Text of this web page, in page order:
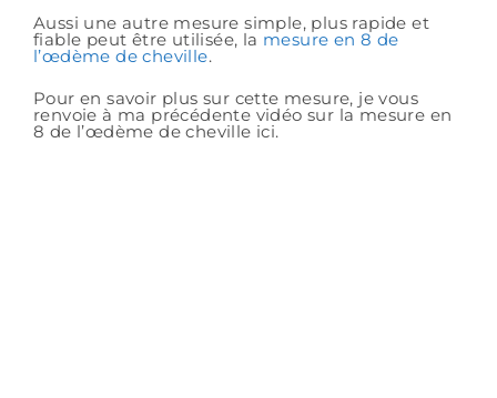
Aussi une autre mesure simple, plus rapide et
fiable peut être utilisée, la mesure en 8 de
l’œdème de cheville.
Pour en savoir plus sur cette mesure, je vous
renvoie à ma précédente vidéo sur la mesure en
8 de l’œdème de cheville ici.